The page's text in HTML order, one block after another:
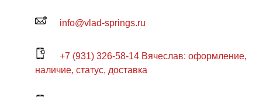
info@vlad-springs.ru
+7 (931) 326-58-14 Вячеслав: оформление,
наличие, статус, доставка